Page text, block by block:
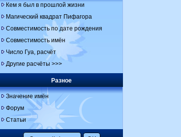
Кем я был в прошлой жизни
Магический квадрат Пифагора
Совместимость по дате рождения
Совместимость имён
Число Гуа, расчёт
Другие расчёты >>>
Разное
Значение имён
Форум
Статьи